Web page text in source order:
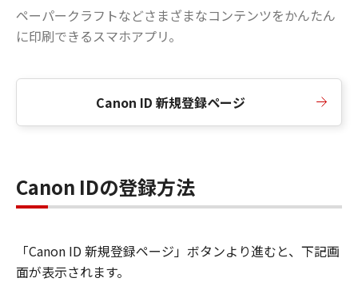
ペーパークラフトなどさまざまなコンテンツをかんたん
に印刷できるスマホアプリ。
Canon ID 新規登録ページ
Canon IDの登録方法
「Canon ID 新規登録ページ」ボタンより進むと、下記画
面が表示されます。